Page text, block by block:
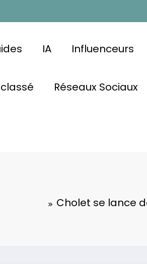
IA Influenceurs
Réseaux Sociaux
Cholet se lance